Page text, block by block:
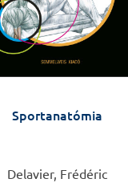
Sportanatómia
Delavier, Frédéric